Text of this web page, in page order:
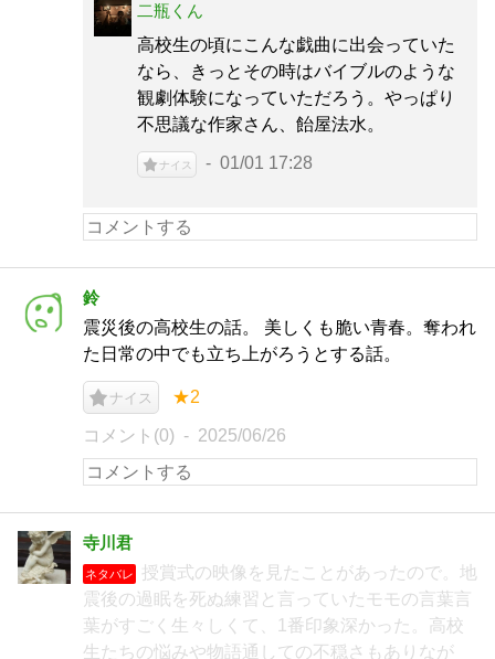
二瓶くん
高校生の頃にこんな戯曲に出会っていた
なら、きっとその時はバイブルのような
観劇体験になっていただろう。やっぱり
不思議な作家さん、飴屋法水。
ナイス 01/01 17:28
鈴
震災後の高校生の話。 美しくも脆い青春。奪われ
た日常の中でも立ち上がろうとする話。
ナイス ★2
コメント(0) 2025/06/26
寺川君
ネタバレ
授賞式の映像を見たことがあったので。地
震後の過眠を死ぬ練習と言っていたモモの言葉言
葉がすごく生々しくて、1番印象深かった。高校
生たちの悩みや物語通しての不穏さもありなが